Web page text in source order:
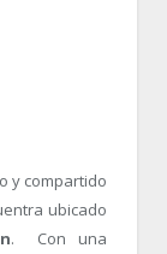
y compartido
ubicado
. Con una